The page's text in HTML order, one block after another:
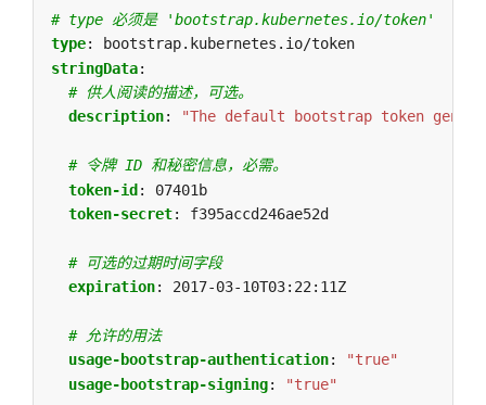
# type 必须是 'bootstrap.kubernetes.io/token'
type:
bootstrap.kubernetes.io/token
stringData:
# 供人阅读的描述，可选。
description: "The default bootstrap token
# 令牌 ID 和秘密信息，必需。
token-id :
07401b
token-secret: f395accd246ae52d
# 可选的过期时间字段
expiration: 2017-03-10T03:22:11Z
# 允许的用法
usage-bootstrap-authentication:
"true"
usage-bootstrap-signing: "true"